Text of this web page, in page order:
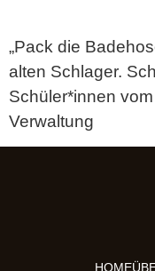
„Pack die
alten Schlager.
Schüler*innen
Verwaltung
HOME